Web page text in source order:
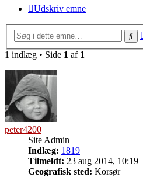
Udskriv emne
Søg
1 indlæg • Side 1 af 1
peter4200
Site Admin
Indlæg: 1819
Tilmeldt: 23 aug 2014, 10:19
Geografisk sted: Korsør